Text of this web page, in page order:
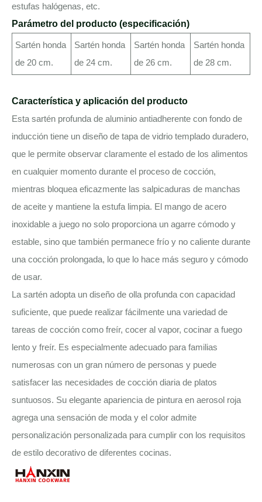
estufas halógenas, etc.
Parámetro del producto (especificación)
Sartén honda
de 20 cm.
Sartén honda
de 24 cm.
Sartén honda
de 26 cm.
Sartén honda
de 28 cm.
Característica y aplicación del producto
Esta sartén profunda de aluminio antiadherente con fondo de
inducción tiene un diseño de tapa de vidrio templado duradero,
que le permite observar claramente el estado de los alimentos
en cualquier momento durante el proceso de cocción,
mientras bloquea eficazmente las salpicaduras de manchas
de aceite y mantiene la estufa limpia. El mango de acero
inoxidable a juego no solo proporciona un agarre cómodo y
estable, sino que también permanece frío y no caliente durante
una cocción prolongada, lo que lo hace más seguro y cómodo
de usar.
La sartén adopta un diseño de olla profunda con capacidad
suficiente, que puede realizar fácilmente una variedad de
tareas de cocción como freír, cocer al vapor, cocinar a fuego
lento y freír. Es especialmente adecuado para familias
numerosas con un gran número de personas y puede
satisfacer las necesidades de cocción diaria de platos
suntuosos. Su elegante apariencia de pintura en aerosol roja
agrega una sensación de moda y el color admite
personalización personalizada para cumplir con los requisitos
de estilo decorativo de diferentes cocinas.